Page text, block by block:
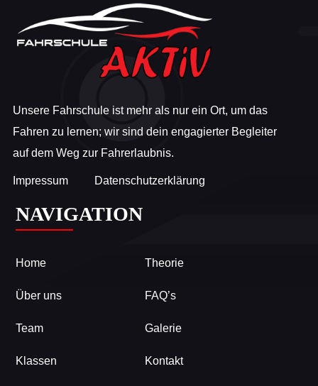
Unsere Fahrschule ist mehr als nur ein Ort, um das
Fahren zu lernen; wir sind dein engagierter Begleiter
auf dem Weg zur Fahrerlaubnis.
Impressum Datenschutzerklärung
NAVIGATION
Home
Über uns
Team
Klassen
Theorie
FAQ’s
Galerie
Kontakt